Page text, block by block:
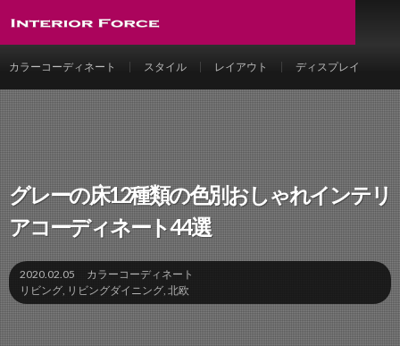
カラーコーディネート スタイル レイアウト ディスプレイ
グレーの床12種類の色別おしゃれインテリ
アコーディネート44選
2020.02.05
カラーコーディネート
リビング, リビングダイニング, 北欧